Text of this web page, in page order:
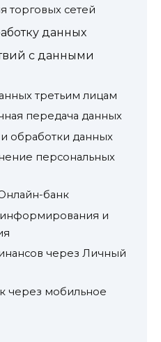
торговых сетей
данных
с данными
третьим лицам
передача данных
обработки данных
персональных
банк
информирования и
через Личный
через мобильное